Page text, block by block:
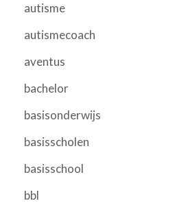
autisme
autismecoach
aventus
bachelor
basisonderwijs
basisscholen
basisschool
bbl